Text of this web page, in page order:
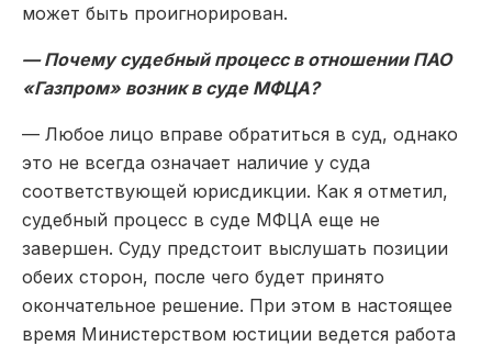
может быть проигнорирован.
— Почему судебный процесс в отношении ПАО
«Газпром» возник в суде МФЦА?
— Любое лицо вправе обратиться в суд, однако
это не всегда означает наличие у суда
соответствующей юрисдикции. Как я отметил,
судебный процесс в суде МФЦА еще не
завершен. Суду предстоит выслушать позиции
обеих сторон, после чего будет принято
окончательное решение. При этом в настоящее
время Министерством юстиции ведется работа